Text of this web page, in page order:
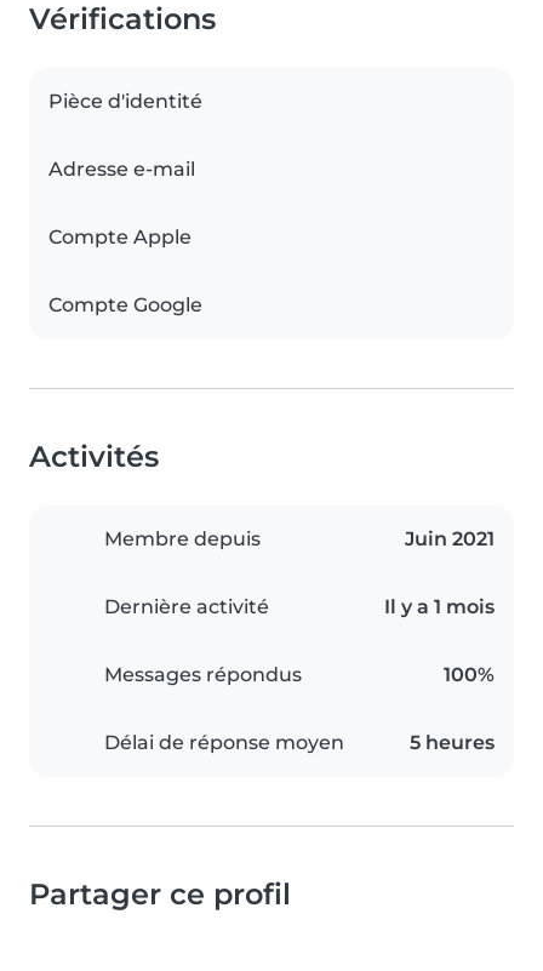
Vérifications
Pièce d'identité
Adresse e-mail
Compte Apple
Compte Google
Activités
Membre depuis Juin 2021
Dernière activité Il y a 1 mois
Messages répondus 100%
Délai de réponse moyen 5 heures
Partager ce profil